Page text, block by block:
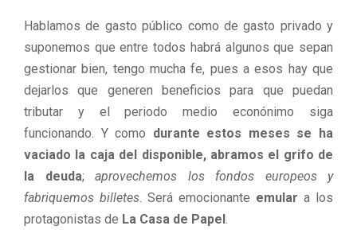
Hablamos de gasto público como de gasto privado y
suponemos que entre todos habrá algunos que sepan
gestionar bien, tengo mucha fe, pues a esos hay que
dejarlos que generen beneficios para que puedan
tributar y el periodo medio econónimo siga
funcionando. Y como durante estos meses se ha
vaciado la caja del disponible, abramos el grifo de
la deuda; aprovechemos los fondos europeos y
fabriquemos billetes. Será emocionante emular a los
protagonistas de La Casa de Papel .